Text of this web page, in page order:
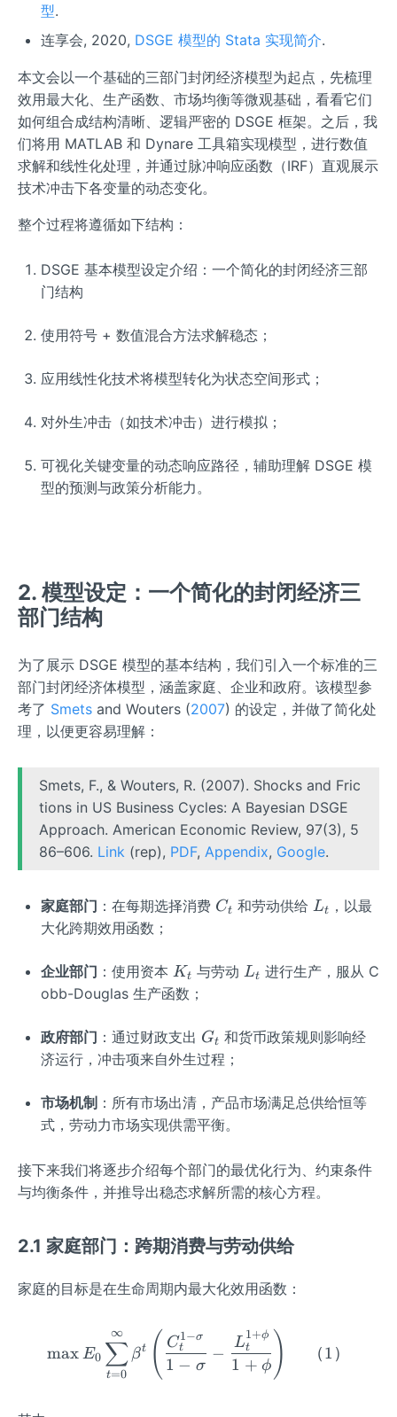
型.
连享会, 2020, DSGE 模型的 Stata 实现简介.
本文会以一个基础的三部门封闭经济模型为起点，先梳理
效用最大化、生产函数、市场均衡等微观基础，看看它们
如何组合成结构清晰、逻辑严密的 DSGE 框架。之后，我
们将用 MATLAB 和 Dynare 工具箱实现模型，进行数值
求解和线性化处理，并通过脉冲响应函数（IRF）直观展示
技术冲击下各变量的动态变化。
整个过程将遵循如下结构：
DSGE 基本模型设定介绍：一个简化的封闭经济三部
门结构
使用符号 + 数值混合方法求解稳态；
应用线性化技术将模型转化为状态空间形式；
对外生冲击（如技术冲击）进行模拟；
可视化关键变量的动态响应路径，辅助理解 DSGE 模
型的预测与政策分析能力。
2. 模型设定：一个简化的封闭经济三
部门结构
为了展示 DSGE 模型的基本结构，我们引入一个标准的三
部门封闭经济体模型，涵盖家庭、企业和政府。该模型参
考了 Smets and Wouters (2007) 的设定，并做了简化处
理，以便更容易理解：
Smets, F., & Wouters, R. (2007). Shocks and Fric
tions in US Business Cycles: A Bayesian DSGE
Approach. American Economic Review, 97(3), 5
86–606. Link (rep), PDF,Appendix, Google.
家庭部门 ：在每期选择消费 C
Ct 和劳动供给 L
Lt
，以最
大化跨期效用函数；
企业部门 ：使用资本 K
_
Kt 与劳动 L
Lt 进行生产，服从 C
obb-Douglas 生产函数；
政府部门 ：通过财政支出 G
_
Gt 和货币政策规则影响经
济运行，冲击项来自外生过程；
市场机制 ：所有市场出清，产品市场满足总供给恒等
式，劳动力市场实现供需平衡。
接下来我们将逐步介绍每个部门的最优化行为、约束条件
与均衡条件，并推导出稳态求解所需的核心方程。
2.1 家庭部门：跨期消费与劳动供给
家庭的目标是在生命周期内最大化效用函数：
\max E_0
max E0
t=0
∑
∞
βt ( 1 − σ
Ct
1−σ
−
1 + ϕ
Lt
1+ϕ ) （1 ）